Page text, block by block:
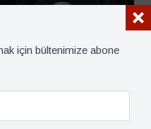
için bültenimize abone